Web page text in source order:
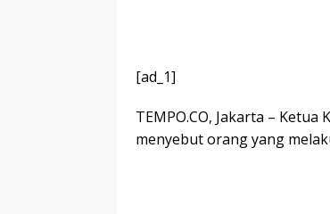
[ad_1]
TEMPO.CO, Jakarta –
menyebut orang yang